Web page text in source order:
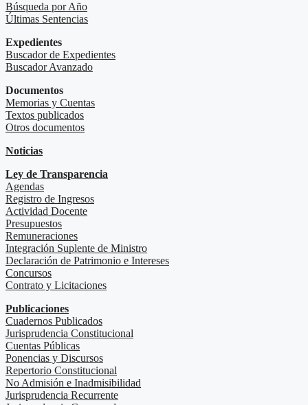
Búsqueda por Año
Últimas Sentencias
Expedientes
Buscador de Expedientes
Buscador Avanzado
Documentos
Memorias y Cuentas
Textos publicados
Otros documentos
Noticias
Ley de Transparencia
Agendas
Registro de Ingresos
Actividad Docente
Presupuestos
Remuneraciones
Integración Suplente de Ministro
Declaración de Patrimonio e Intereses
Concursos
Contrato y Licitaciones
Publicaciones
Cuadernos Publicados
Jurisprudencia Constitucional
Cuentas Públicas
Ponencias y Discursos
Repertorio Constitucional
No Admisión e Inadmisibilidad
Jurisprudencia Recurrente